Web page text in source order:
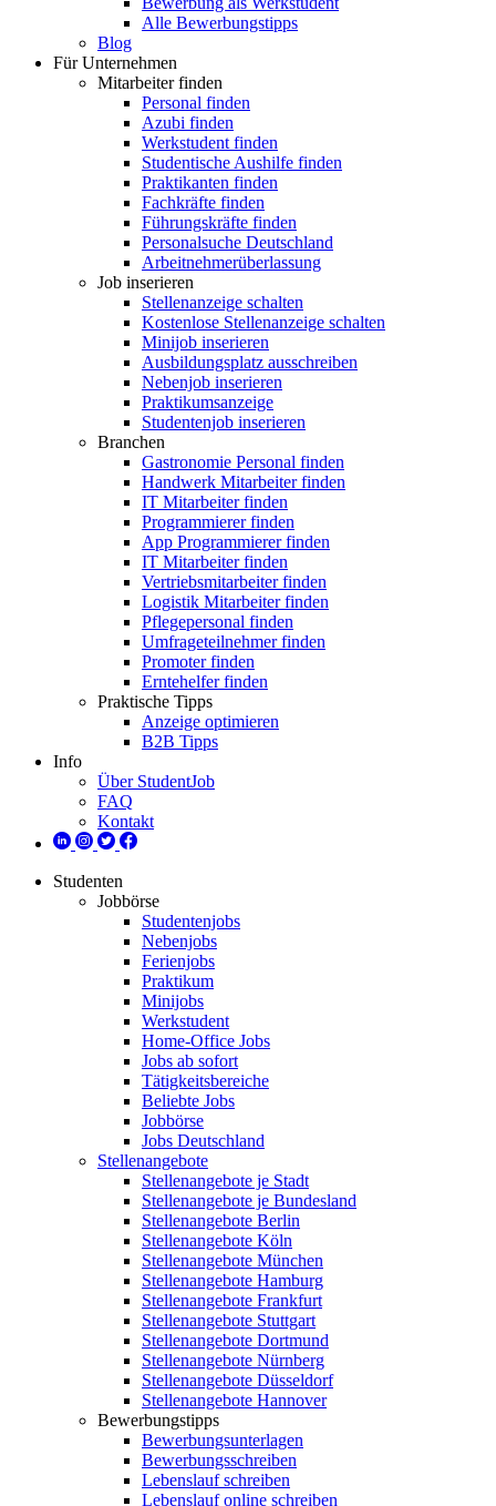
Alle Bewerbungstipps
Blog
Für Unternehmen
Mitarbeiter finden
Personal finden
Azubi finden
Werkstudent finden
Studentische Aushilfe finden
Praktikanten finden
Fachkräfte finden
Führungskräfte finden
Personalsuche Deutschland
Arbeitnehmerüberlassung
Job inserieren
Stellenanzeige schalten
Kostenlose Stellenanzeige schalten
Minijob inserieren
Ausbildungsplatz ausschreiben
Nebenjob inserieren
Praktikumsanzeige
Studentenjob inserieren
Branchen
Gastronomie Personal finden
Handwerk Mitarbeiter finden
IT Mitarbeiter finden
Programmierer finden
App Programmierer finden
IT Mitarbeiter finden
Vertriebsmitarbeiter finden
Logistik Mitarbeiter finden
Pflegepersonal finden
Umfrageteilnehmer finden
Promoter finden
Erntehelfer finden
Praktische Tipps
Anzeige optimieren
B2B Tipps
Info
Über StudentJob
FAQ
Kontakt
Studenten
Jobbörse
Studentenjobs
Nebenjobs
Ferienjobs
Praktikum
Minijobs
Werkstudent
Home-Office Jobs
Jobs ab sofort
Tätigkeitsbereiche
Beliebte Jobs
Jobbörse
Jobs Deutschland
Stellenangebote
Stellenangebote je Stadt
Stellenangebote je Bundesland
Stellenangebote Berlin
Stellenangebote Köln
Stellenangebote München
Stellenangebote Hamburg
Stellenangebote Frankfurt
Stellenangebote Stuttgart
Stellenangebote Dortmund
Stellenangebote Nürnberg
Stellenangebote Düsseldorf
Stellenangebote Hannover
Bewerbungstipps
Bewerbungsunterlagen
Bewerbungsschreiben
Lebenslauf schreiben
Lebenslauf online schreiben